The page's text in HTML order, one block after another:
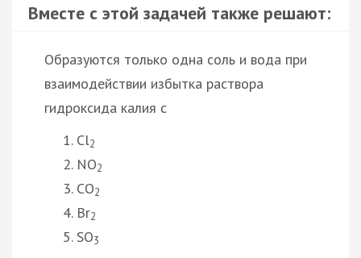
Вместе с этой задачей также решают:
Образуются только одна соль и вода при
взаимодействии избытка раствора
гидроксида калия с
Cl2
NO2
CO2
Br2
SO3